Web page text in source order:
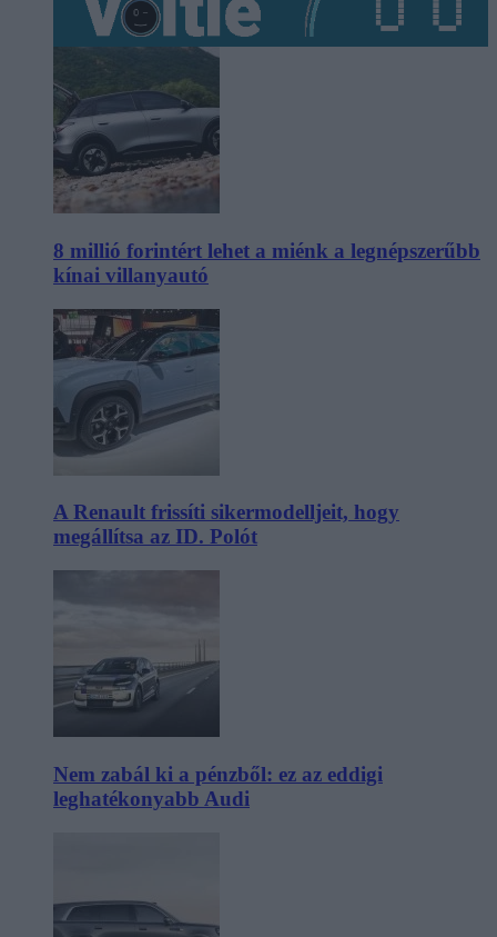
8 millió forintért lehet a miénk a legnépszerűbb
kínai villanyautó
A Renault frissíti sikermodelljeit, hogy
megállítsa az ID. Polót
Nem zabál ki a pénzből: ez az eddigi
leghatékonyabb Audi